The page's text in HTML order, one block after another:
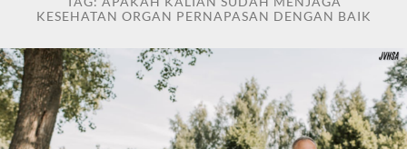
KESEHATAN ORGAN PERNAPASAN DENGAN BAIK